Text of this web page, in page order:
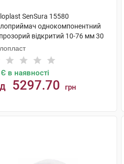
SenSura 15580
однокомпонентний
відкритий 10-76 мм 30
Є в наявності
5297.70 грн